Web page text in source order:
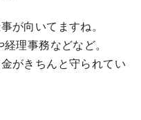
が向いてますね。
理事務などなど。
がきちんと守られてい